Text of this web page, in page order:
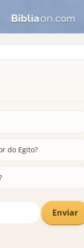
do Egito?
Enviar